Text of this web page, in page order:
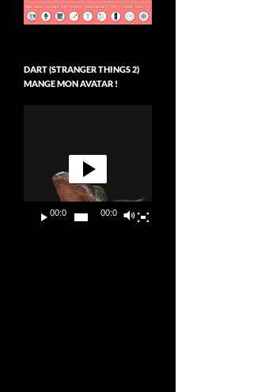
DART (STRANGER THINGS 2)
MANGE MON AVATAR !
00:00 00:09